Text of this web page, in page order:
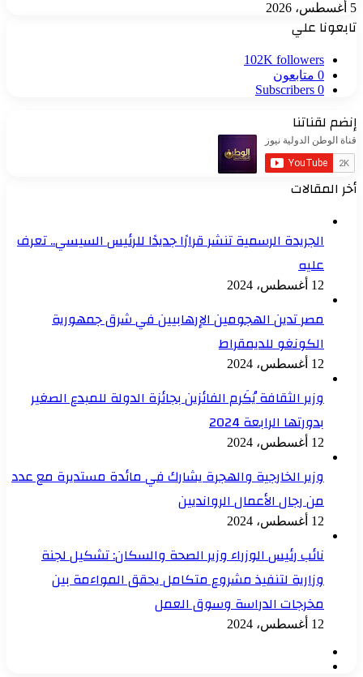
5 أغسطس، 2026
تابعونا علي
102K followers
0 متابعون
0
Subscribers
إنضم لقناتنا
أخر المقالات
الجريدة الرسمية تنشر قرارًا جديدًا للرئيس السيسي.. تعرف
عليه
12 أغسطس، 2024
مصر تدين الهجومين الإرهابيين في شرق جمهورية
الكونغو للديمقراط
12 أغسطس، 2024
وزير الثقافة يُكَرم الفائزين بجائزة الدولة للمبدع الصغير
بدورتها الرابعة 2024
12 أغسطس، 2024
وزير الخارجية والهجرة يشارك في مائدة مستديرة مع عدد
من رجال الأعمال الروانديين
12 أغسطس، 2024
نائب رئيس الوزراء وزير الصحة والسكان: تشكيل لجنة
وزارية لتنفيذ مشروع متكامل يحقق المواءمة بين
مخرجات الدراسة وسوق العمل
12 أغسطس، 2024